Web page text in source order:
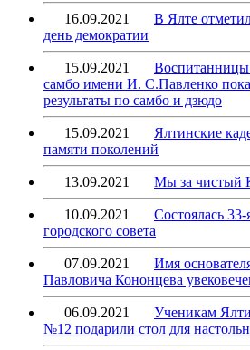
16.09.2021
В Ялте
день демократии
15.09.2021
самбо имени И. С.Павленко
результаты по самбо и дзюдо
15.09.2021
Ялтинские
памяти поколений
13.09.2021 Мы за чистый
10.09.2021
Состоялась
городского совета
07.09.2021
Имя
Павловича Кононцева
06.09.2021
Ученикам
№12 подарили стол для